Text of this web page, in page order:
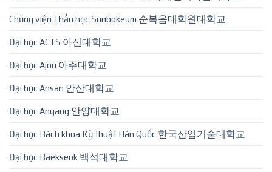
Chủng viện Thần học Sunbokeum 순복음대학원대학교
Đại học ACTS 아신대학교
Đại học Ajou 아주대학교
Đại học Ansan 안산대학교
Đại học Anyang 안양대학교
Đại học Bách khoa Kỹ thuật Hàn Quốc 한국산업기술대학교
Đại học Baekseok 백석대학교